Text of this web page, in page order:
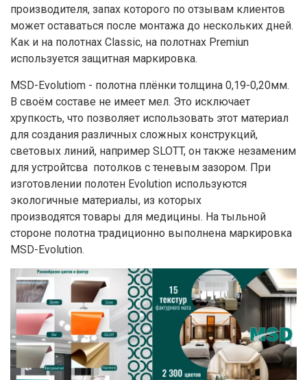
производителя, запах которого по отзывам клиентов
может оставаться после монтажа до нескольких дней.
Как и на полотнах Classic, на полотнах Premiun
используется защитная маркировка.
MSD-Evolutiom - полотна плёнки толщина 0,19-0,20мм.
В своём составе не имеет мел. Это исключает
хрупкость, что позволяет использовать этот материал
для создания различных сложных конструкций,
световых линий, например SLOTT, он также незаменим
для устройтсва потолков с теневым зазором. При
изготовлении полотен Evolution используются
экологичные материалы, из которых
производятся товары для медицины. На тыльной
стороне полотна традиционно выполнена маркировка
MSD-Evolution.